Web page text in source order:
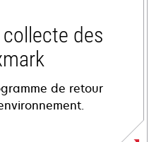
des
de retour